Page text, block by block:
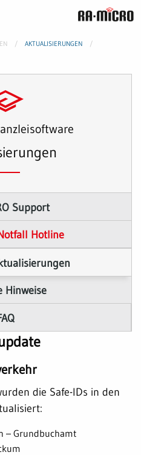
AKTUALISIERUNGEN
Support
Hotline
Hinweise
die Safe-IDs in den
– Grundbuchamt